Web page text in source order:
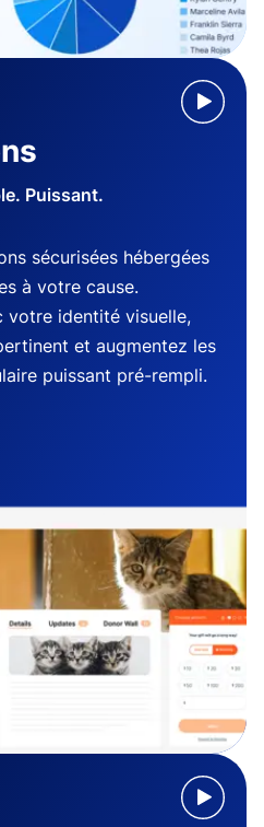
Puissant.
sécurisées hébergées
à votre cause.
votre identité visuelle,
et augmentez les
puissant pré-rempli.